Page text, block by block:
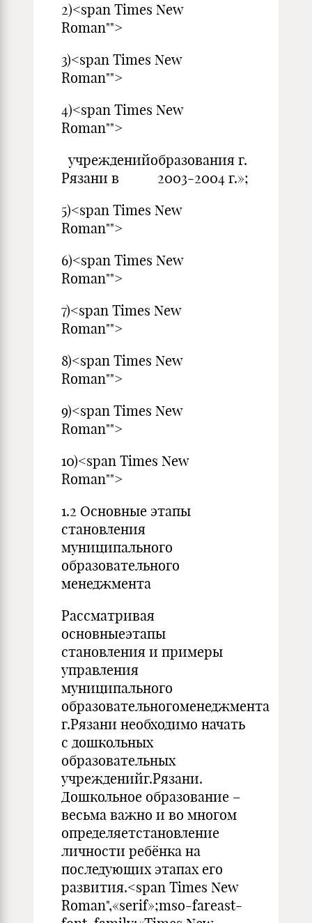
2)<span Times New
Roman"">
3)<span Times New
Roman"">
4)<span Times New
Roman"">
учрежденийобразования г.
Рязани в 2003-2004 г.»;
5)<span Times New
Roman"">
6)<span Times New
Roman"">
7)<span Times New
Roman"">
8)<span Times New
Roman"">
9)<span Times New
Roman"">
10)<span Times New
Roman"">
1.2 Основные этапы
становления
муниципального
образовательного
менеджмента
Рассматривая
основныеэтапы
становления и примеры
управления
муниципального
образовательногоменеджмента
г.Рязани необходимо начать
с дошкольных
образовательных
учрежденийг.Рязани.
Дошкольное образование –
весьма важно и во многом
определяетстановление
личности ребёнка на
последующих этапах его
развития.<span Times New
Roman",«serif»;mso-fareast-